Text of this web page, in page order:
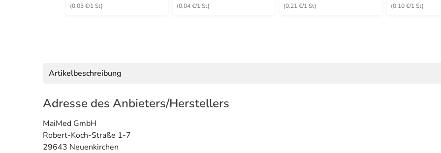
(0,03 €/1 St) (0,04 €/1 St) (0,21 €/1 St) (0,10 €/1 St)
Artikelbeschreibung
Adresse des Anbieters/Herstellers
MaiMed GmbH
Robert-Koch-Straße 1-7
29643 Neuenkirchen